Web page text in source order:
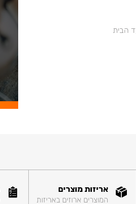
הבית
אריזות מוצרים
המוצרים ארוזים באריזות